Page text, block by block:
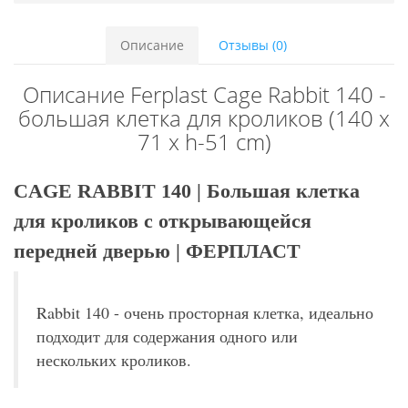
Описание Отзывы (0)
Описание Ferplast Cage Rabbit 140 -
большая клетка для кроликов (140 x
71 x h-51 cm)
CAGE RABBIT 140 | Большая клетка
для кроликов с открывающейся
передней дверью | ФЕРПЛАСТ
Rabbit 140 - очень просторная клетка, идеально
подходит для содержания одного или
нескольких кроликов.